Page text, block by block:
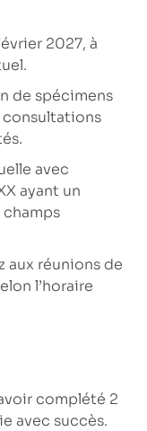
2027, à
de spécimens
consultations
avec
ayant un
aux réunions de
l’horaire
complété 2
avec succès.